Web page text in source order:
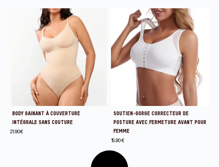
BODY GAINANT À COUVERTURE
INTÉGRALE SANS COUTURE
21.90€
SOUTIEN-GORGE CORRECTEUR DE
POSTURE AVEC FERMETURE AVANT POUR
FEMME
15.90€